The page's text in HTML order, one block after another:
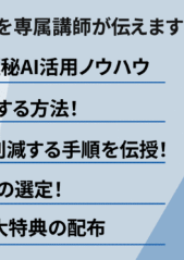
ン
用規約・セキュリ
セキュリティ動